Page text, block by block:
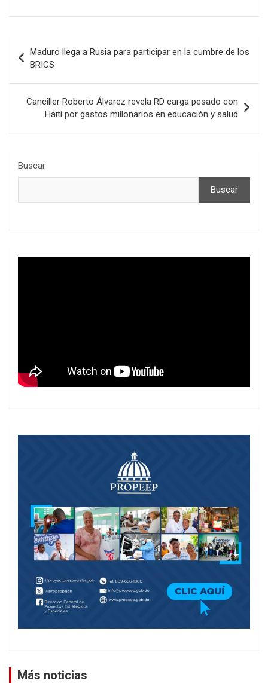
de
entradas
Maduro llega a Rusia para participar en la cumbre de los
BRICS
Canciller Roberto Álvarez revela RD carga pesado con
Haití por gastos millonarios en educación y salud
Buscar
Buscar
Más noticias